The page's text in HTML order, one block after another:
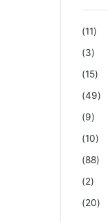
(11)
(3)
(15)
(49)
(9)
(10)
(88)
(2)
(20)